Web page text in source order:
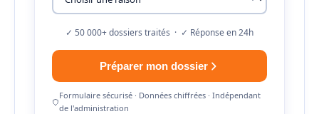
✓ 50 000+ dossiers traités · ✓ Réponse en 24h
Préparer mon dossier
Formulaire sécurisé · Données chiffrées · Indépendant
de l'administration